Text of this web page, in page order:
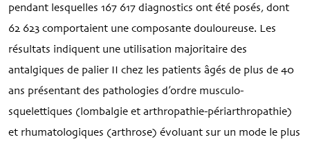
pendant lesquelles 167 617 diagnostics ont été posés, dont
62 623 comportaient une composante douloureuse. Les
résultats indiquent une utilisation majoritaire des
antalgiques de palier II chez les patients âgés de plus de 40
ans présentant des pathologies d’ordre musculo-
squelettiques (lombalgie et arthropathie-périarthropathie)
et rhumatologiques (arthrose) évoluant sur un mode le plus